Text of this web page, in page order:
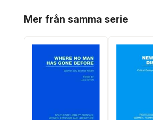
Mer från samma serie